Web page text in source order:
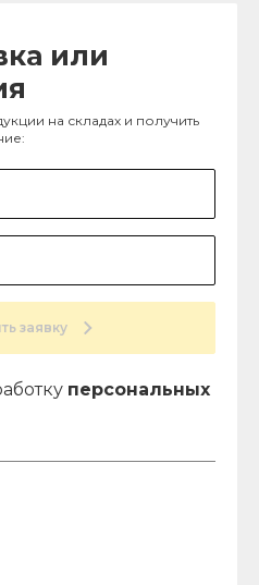
или
на складах и получить
заявку
персональных